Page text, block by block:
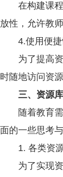
在构建课
放性，允许教
4.使用便
为了提高
时随地访问资
三、资源
随着教育
面的一些思考与
1. 各类资
为了实现